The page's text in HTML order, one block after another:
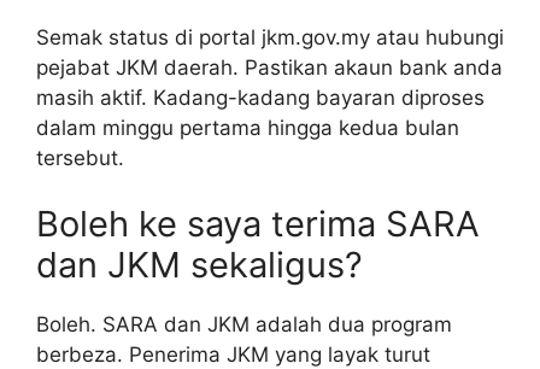
Semak status di portal jkm.gov.my atau hubungi
pejabat JKM daerah. Pastikan akaun bank anda
masih aktif. Kadang-kadang bayaran diproses
dalam minggu pertama hingga kedua bulan
tersebut.
Boleh ke saya terima SARA
dan JKM sekaligus?
Boleh. SARA dan JKM adalah dua program
berbeza. Penerima JKM yang layak turut